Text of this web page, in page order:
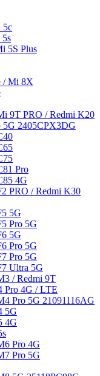
5c
5S Plus
/ Mi 8X
9T PRO / Redmi K20
2405CPX3DG
Pro
4G
PRO / Redmi K30
5G
Pro 5G
5G
Pro 5G
Pro 5G
Ultra 5G
/ Redmi 9T
Pro 4G / LTE
Pro 5G 21091116AG
5G
4G
Pro 4G
Pro 5G